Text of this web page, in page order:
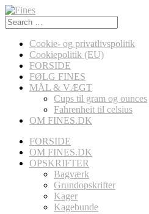
Search
for:
Cookie- og privatlivspolitik
Cookiepolitik (EU)
FORSIDE
FØLG FINES
MÅL & VÆGT
Cups til gram og ounces
Fahrenheit til celsius
OM FINES.DK
FORSIDE
OM FINES.DK
OPSKRIFTER
Bagværk
Grundopskrifter
Kager
Kagebunde